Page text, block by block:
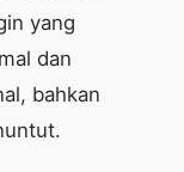
yang
dan
bahkan